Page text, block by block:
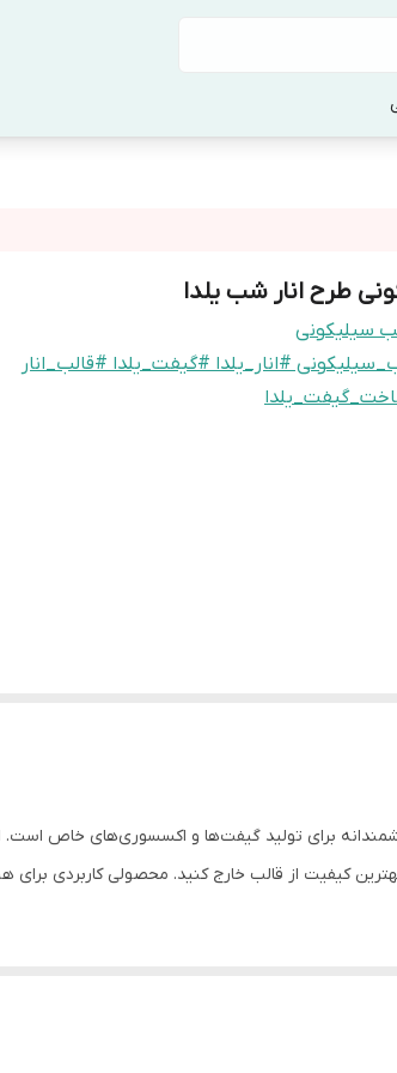
طرح انار شب یلدا
سیلیکونی
#انار_یلدا #گیفت_یلدا #قالب_انار
برای تولید گیفت‌ها و اکسسوری‌های خاص
کیفیت از قالب خارج کنید. محصولی کاربردی برای